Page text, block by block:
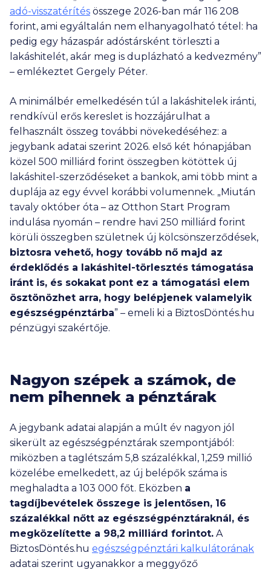
adó-visszatérítés összege 2026-ban már 116 208
forint, ami egyáltalán nem elhanyagolható tétel: ha
pedig egy házaspár adóstársként törleszti a
lakáshitelét, akár meg is duplázható a kedvezmény”
– emlékeztet Gergely Péter.
A minimálbér emelkedésén túl a lakáshitelek iránti,
rendkívül erős kereslet is hozzájárulhat a
felhasznált összeg további növekedéséhez: a
jegybank adatai szerint 2026. első két hónapjában
közel 500 milliárd forint összegben kötöttek új
lakáshitel-szerződéseket a bankok, ami több mint a
duplája az egy évvel korábbi volumennek. „Miután
tavaly október óta – az Otthon Start Program
indulása nyomán – rendre havi 250 milliárd forint
körüli összegben születnek új kölcsönszerződések,
biztosra vehető, hogy tovább nő majd az
érdeklődés a lakáshitel-törlesztés támogatása
iránt is, és sokakat pont ez a támogatási elem
ösztönözhet arra, hogy belépjenek valamelyik
egészségpénztárba” – emeli ki a BiztosDöntés.hu
pénzügyi szakértője.
Nagyon szépek a számok, de
nem pihennek a pénztárak
A jegybank adatai alapján a múlt év nagyon jól
sikerült az egészségpénztárak szempontjából:
miközben a taglétszám 5,8 százalékkal, 1,259 millió
közelébe emelkedett, az új belépők száma is
meghaladta a 103 000 főt. Eközben a
tagdíjbevételek összege is jelentősen, 16
százalékkal nőtt az egészségpénztáraknál, és
megközelítette a 98,2 milliárd forintot. A
BiztosDöntés.hu egészségpénztári kalkulátorának
adatai szerint ugyanakkor a meggyőző